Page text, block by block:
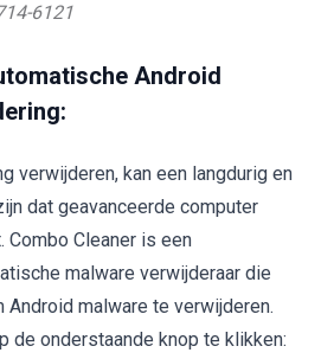
6121
Android
verwijderen, kan een langdurig en
dat geavanceerde computer
Combo Cleaner is een
malware verwijderaar die
Android malware te verwijderen.
de onderstaande knop te klikken: